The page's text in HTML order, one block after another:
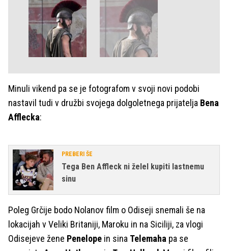
Minuli vikend pa se je fotografom v svoji novi podobi
nastavil tudi v družbi svojega dolgoletnega prijatelja Bena
Afflecka:
PREBERI ŠE
Tega Ben Affleck ni želel kupiti lastnemu
sinu
Poleg Grčije bodo Nolanov film o Odiseji snemali še na
lokacijah v Veliki Britaniji, Maroku in na Siciliji, za vlogi
Odisejeve žene Penelope in sina Telemaha pa se